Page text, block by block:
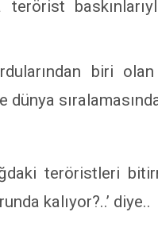
terörist
biri
dünya
teröristleri
kalıyor?..’ diye..